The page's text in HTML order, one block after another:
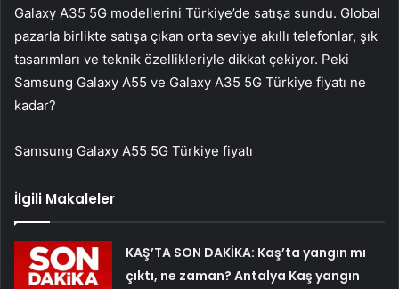
Galaxy A35 5G modellerini Türkiye’de satışa sundu. Global
pazarla birlikte satışa çıkan orta seviye akıllı telefonlar, şık
tasarımları ve teknik özellikleriyle dikkat çekiyor. Peki
Samsung Galaxy A55 ve Galaxy A35 5G Türkiye fiyatı ne
kadar?
Samsung Galaxy A55 5G Türkiye fiyatı
İlgili Makaleler
KAŞ’TA SON DAKİKA: Kaş’ta yangın mı
çıktı, ne zaman? Antalya Kaş yangın